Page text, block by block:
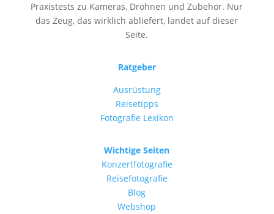
Praxistests zu Kameras, Drohnen und Zubehör. Nur
das Zeug, das wirklich abliefert, landet auf dieser
Seite.
Ratgeber
Ausrüstung
Reisetipps
Fotografie Lexikon
Wichtige Seiten
Konzertfotografie
Reisefotografie
Blog
Webshop